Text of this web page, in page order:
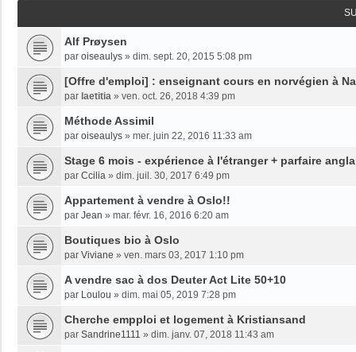
Alf Prøysen
par oiseaulys » dim. sept. 20, 2015 5:08 pm
[Offre d'emploi] : enseignant cours en norvégien à
par laetitia » ven. oct. 26, 2018 4:39 pm
Méthode Assimil
par oiseaulys » mer. juin 22, 2016 11:33 am
Stage 6 mois - expérience à l'étranger + parfaire
par Ccilia » dim. juil. 30, 2017 6:49 pm
Appartement à vendre à Oslo!!
par Jean » mar. févr. 16, 2016 6:20 am
Boutiques bio à Oslo
par Viviane » ven. mars 03, 2017 1:10 pm
A vendre sac à dos Deuter Act Lite 50+10
par Loulou » dim. mai 05, 2019 7:28 pm
Cherche empploi et logement à Kristiansand
par Sandrine1111 » dim. janv. 07, 2018 11:43 am